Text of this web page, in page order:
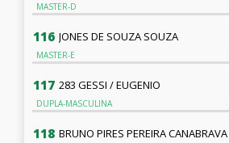
MASTER-D
116 JONES DE SOUZA SOUZA
MASTER-E
117 283 GESSI / EUGENIO
DUPLA-MASCULINA
118 BRUNO PIRES PEREIRA CANABRAVA